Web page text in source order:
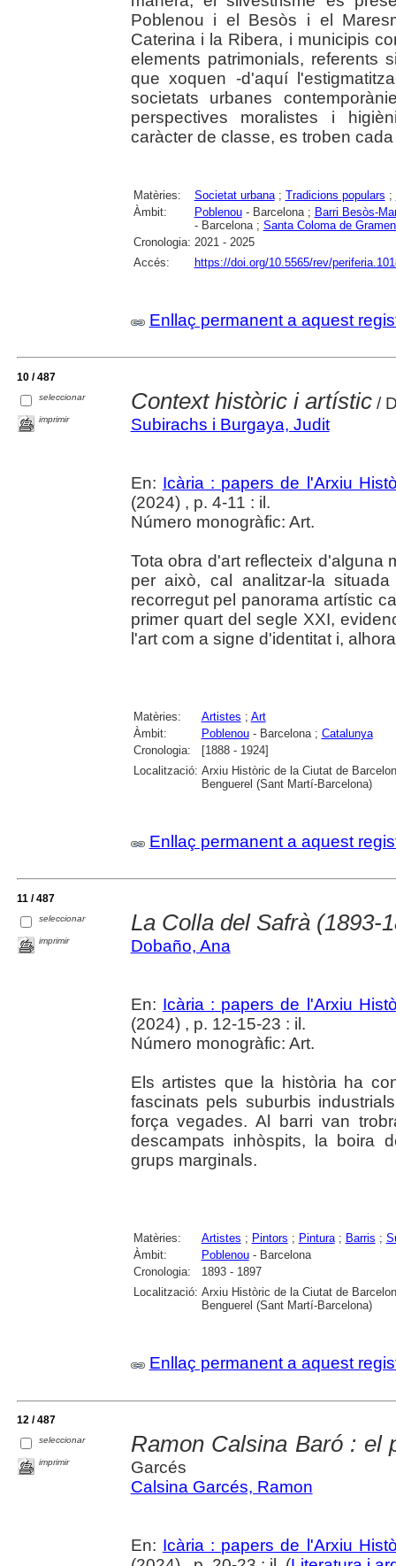
Poblenou i el Besòs i el
Caterina i la Ribera, i municipis
elements patrimonials, referents
que xoquen -d'aquí
societats urbanes
perspectives moralistes i
caràcter de classe, es troben
Matèries: Societat urbana; Tradicions populars ;
Àmbit:
Poblenou- Barcelona ; Barri Besòs-
- Barcelona ; Santa Coloma de
Cronologia: 2021 - 2025
Accés:
https://doi.org/10.5565/rev/
Enllaç permanent a aquest
10 / 487
seleccionar
imprimir
Context històric i artístic/
Subirachs i Burgaya, Judit
En: Icària : papers de l'Arxiu
(2024) , p. 4-11 : il.
Número monogràfic: Art.
Tota obra d'art reflecteix d'alguna
per això, cal analitzar-la
recorregut pel panorama artístic
primer quart del segle XXI,
l'art com a signe d'identitat i,
Matèries: Artistes ; Art
Àmbit:
Poblenou- Barcelona ; Catalunya
Cronologia:
[1888 - 1924]
Localització: Arxiu Històric de la Ciutat de
Benguerel (Sant Martí-Barcelona)
Enllaç permanent a aquest
11 / 487
seleccionar
imprimir
La Colla del Safrà (1893-
Dobaño, Ana
En: Icària : papers de l'Arxiu
(2024) , p. 12-15-23 : il.
Número monogràfic: Art.
Els artistes que la història ha
fascinats pels suburbis
força vegades. Al barri van
descampats inhòspits, la boira
grups marginals.
Matèries: Artistes ; Pintors ; Pintura; Barris ;
Àmbit:
Poblenou- Barcelona
Cronologia:
1893 - 1897
Localització: Arxiu Històric de la Ciutat de
Benguerel (Sant Martí-Barcelona)
Enllaç permanent a aquest
12 / 487
seleccionar
imprimir
Ramon Calsina Baró : el
Garcés
Calsina Garcés, Ramon
En: Icària : papers de l'Arxiu